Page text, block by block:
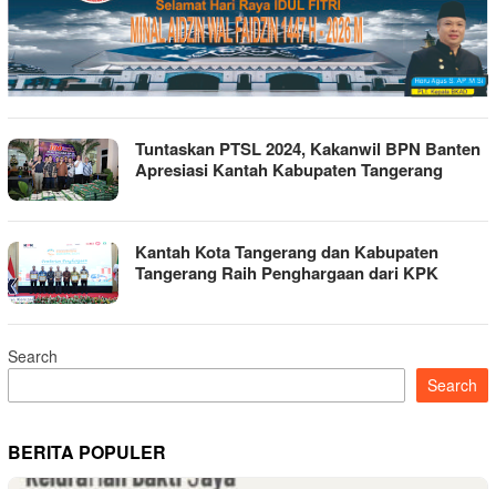
Tuntaskan PTSL 2024, Kakanwil BPN Banten
Apresiasi Kantah Kabupaten Tangerang
Kantah Kota Tangerang dan Kabupaten
Tangerang Raih Penghargaan dari KPK
Search
Search
BERITA POPULER